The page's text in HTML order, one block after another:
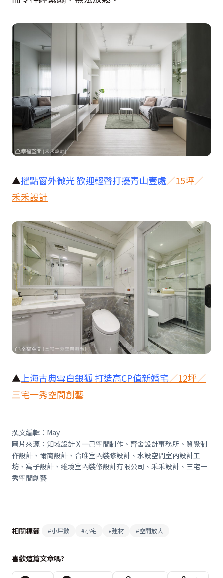
▲擢點窗外微光 歡迎輕聲打擾青山壹處／15坪／
禾禾設計
▲ 上海古典雪白銀狐 打造高CP值新婚宅／12坪／
三宅一秀空間創藝
撰文編輯：May
圖片來源：知域設計 X 一己空間制作、齊舍設計事務所、質覺制
作設計、爾商設計、合唯室內裝修設計、水設空間室內設計工
坊、寓子設計、维境室內裝修設計有限公司、禾禾設計、三宅一
秀空間創藝
相關標籤 #小坪數 #小宅 #建材 #空間放大
喜歡這篇文章嗎?